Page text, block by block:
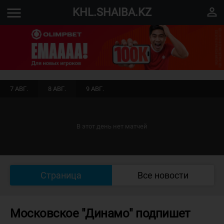
menu KHL.SHAIBA.KZ perm_identity
7 АВГ. 8 АВГ. 9 АВГ.
В этот день нет матчей
Страница Все новости
Московское "Динамо" подпишет